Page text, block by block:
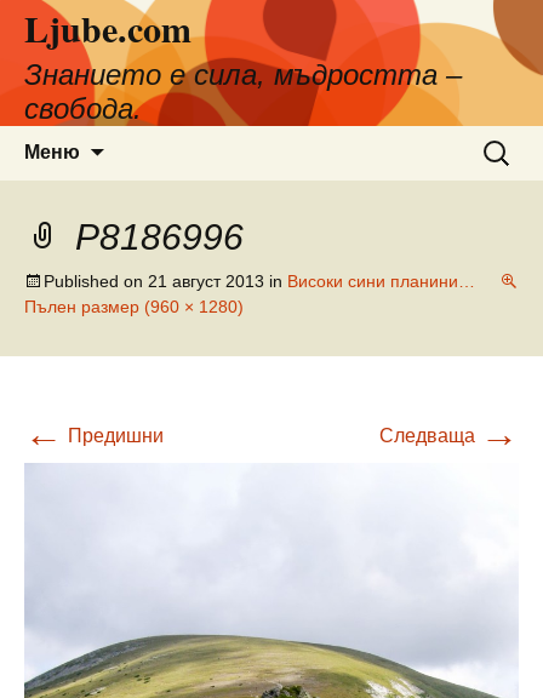
съдържанието
Ljube.com
Знанието е сила, мъдростта –
свобода.
Меню
за:
P8186996
Published on 21 август 2013 in Високи сини планини…
Пълен размер (960 × 1280)
← Предишни Следваща →